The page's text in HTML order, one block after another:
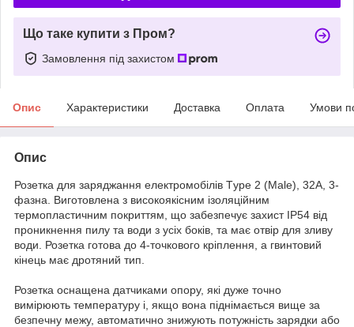
Що таке купити з Пром?
Замовлення під захистом
Опис Характеристики Доставка Оплата Умови
Опис
Розетка для заряджання електромобілів Тype 2 (Male), 32A, 3-
фазна. Виготовлена з високоякісним ізоляційним
термопластичним покриттям, що забезпечує захист IP54 від
проникнення пилу та води з усіх боків, та має отвір для зливу
води. Розетка готова до 4-точкового кріплення, а гвинтовий
кінець має дротяний тип.
Розетка оснащена датчиками опору, які дуже точно
вимірюють температуру і, якщо вона піднімається вище за
безпечну межу, автоматично знижують потужність зарядки або